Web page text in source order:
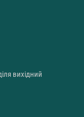
вихідний